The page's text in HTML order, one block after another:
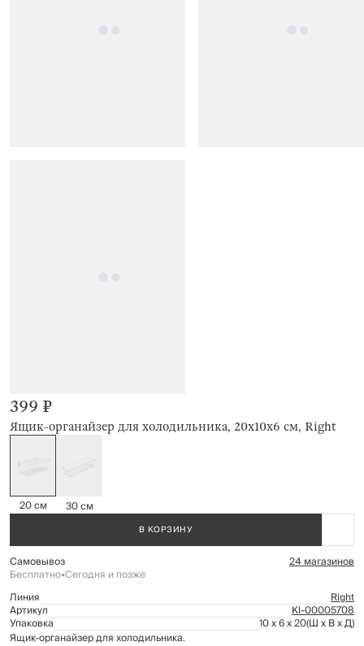
Ящик-органайзер для холодильника, 20х10х6 см, Right
399 ₽
20 см 30 см
В КОРЗИНУ
Самовывоз 24 магазинов
Бесплатно•Сегодня и позже
Линия
Right
Артикул Kl-00005708
Упаковка 10 x 6 x 20(Ш x В x Д)
Ящик-органайзер для холодильника.